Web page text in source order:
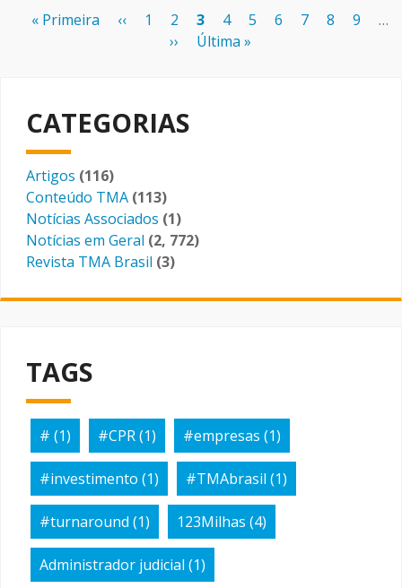
Paginação
Primeira
« Primeira
Página
anterior
‹‹ Page
1 Page
2
Página
atual
3 Page
4 Page
5 Page
6 Page
7 Page
8 Page
9
…
Próxima
››
Última
Última »
CATEGORIAS
Artigos (116)
Conteúdo TMA (113)
Notícias Associados (1)
Notícias em Geral (2, 772)
Revista TMA Brasil (3)
TAGS
# (1) #CPR(1) #empresas (1)
#investimento (1) #TMAbrasil (1)
#turnaround (1) 123Milhas (4)
Administrador judicial (1)